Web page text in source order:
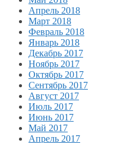
Апрель 2018
Март 2018
Февраль 2018
Январь 2018
Декабрь 2017
Ноябрь 2017
Октябрь 2017
Сентябрь 2017
Август 2017
Июль 2017
Июнь 2017
Май 2017
Апрель 2017